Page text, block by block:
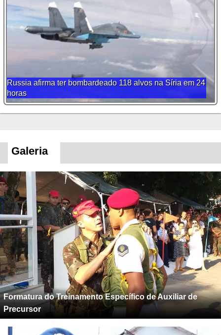
Estado Islâmico utiliza novo aplicativo criptografado para
planejarem seus ataques
Galeria
Formatura do Treinamento Específico de Auxiliar de
Precursor